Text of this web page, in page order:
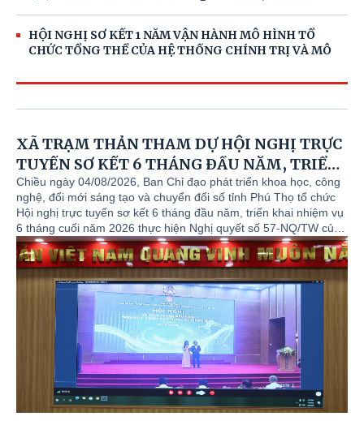
2026
HỘI NGHỊ SƠ KẾT 1 NĂM VẬN HÀNH MÔ HÌNH TỔ
CHỨC TỔNG THỂ CỦA HỆ THỐNG CHÍNH TRỊ VÀ MÔ
HỘI NGHỊ TRỰC TUYẾN TOÀN QUỐC SƠ KẾT 1 NĂM 6
BỘ CHÍNH TRỊ
HỘI NGHỊ CÔNG BỐ CÁC NGHỊ QUYẾT, QUYẾT ĐỊNH
VỀ VIỆC SẮP XẾP, ĐỔI TÊN CÁC THÔN, THÀNH LẬP
CÁC CHI BỘ THÔN TRỰC THUỘC ĐẢNG UỶ XÃ
NGHỊ QUYẾT CỦA BAN THƯỜNG VỤ ĐẢNG ỦY Về việc
cho thôi tham gia Chi uỷ, Bí thư, Phó Bí thư chi bộ và
chỉ định Chi ủy, Bí thư, Phó Bí thư chi bộ trực thuộc
Đảng uỷ xã Trạm Thản sau sắp xếp, sáp nhập
HỘI NGHỊ TRỰC TUYẾN TOÀN QUỐC QUÁN TRIỆT,
TRIỂN KHAI THỰC HIỆN NGHỊ QUYẾT SỐ 10-NQ/TW
CỦA BỘ CHÍNH TRỊ
XÃ TRẠM THẢN THAM DỰ HỘI NGHỊ TRỰC
TUYẾN SƠ KẾT 6 THÁNG ĐẦU NĂM, TRIỂN
KHAI NHIỆM VỤ 6 THÁNG CUỐI NĂM 2026
THỰC HIỆN NGHỊ QUYẾT SỐ 57-NQ/TW
CỦA BỘ CHÍNH TRỊ
Chiều ngày 04/08/2026, Ban Chỉ đạo phát triển khoa học, công
nghệ, đổi mới sáng tạo và chuyển đổi số tỉnh Phú Thọ tổ chức
Hội nghị trực tuyến sơ kết 6 tháng đầu năm, triển khai nhiệm vụ
6 tháng cuối năm 2026 thực hiện Nghị quyết số 57-NQ/TW của
Bộ Chính trị về đột phá phát triển khoa học, công nghệ, đổi mới
sáng tạo và chuyển đổi số quốc gia. Hội nghị được tổ chức theo
hình thức trực tuyến, kết nối từ điểm cầu tỉnh đến các xã,
phường.